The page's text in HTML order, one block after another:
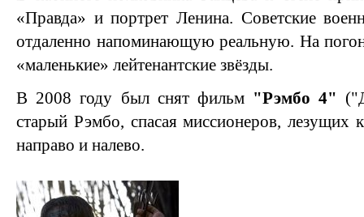
«Правда» и портрет Ленина. Советские
отдаленно напоминающую реальную. На
«маленькие» лейтенантские звёзды.
В 2008 году был снят фильм "Рэмбо 4"
старый Рэмбо, спасая миссионеров, лезущих
направо и налево.